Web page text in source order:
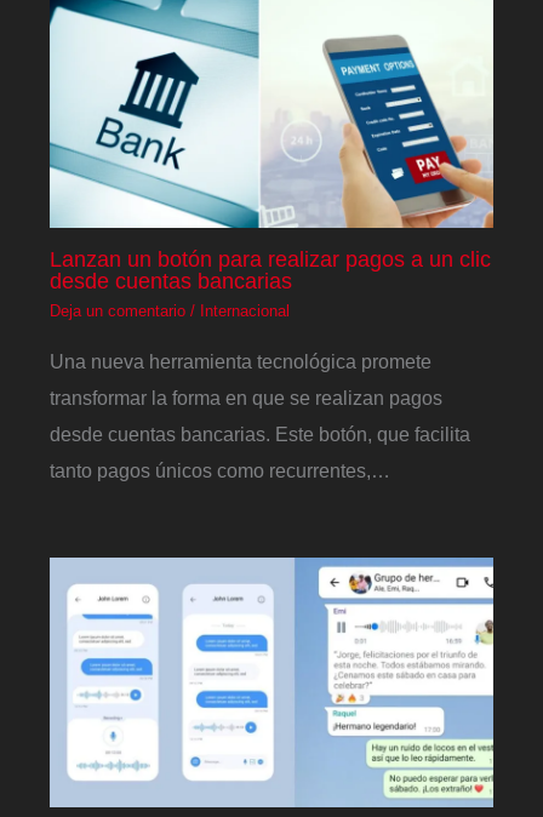
Lanzan un botón para realizar pagos a un clic
desde cuentas bancarias
Deja un comentario / Internacional
Una nueva herramienta tecnológica promete
transformar la forma en que se realizan pagos
desde cuentas bancarias. Este botón, que facilita
tanto pagos únicos como recurrentes,…